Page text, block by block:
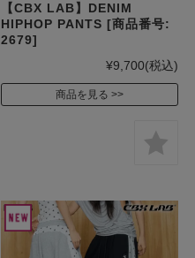
【CBX LAB】DENIM
HIPHOP PANTS [商品番号:
2679]
¥9,700(税込)
商品を見る